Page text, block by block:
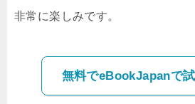
非常に楽しみです。
無料でeBookJapanで